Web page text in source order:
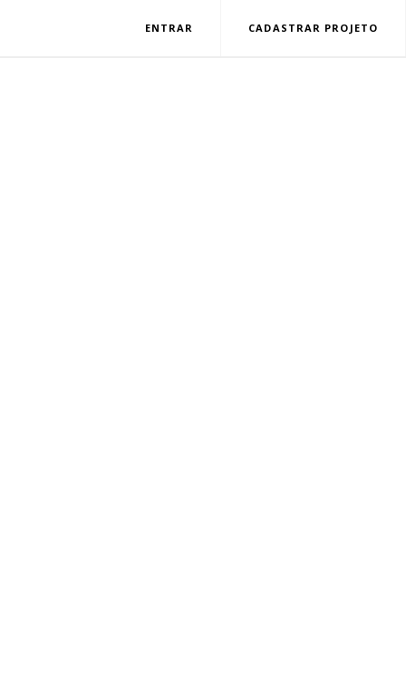
ENTRAR CADASTRAR PROJETO